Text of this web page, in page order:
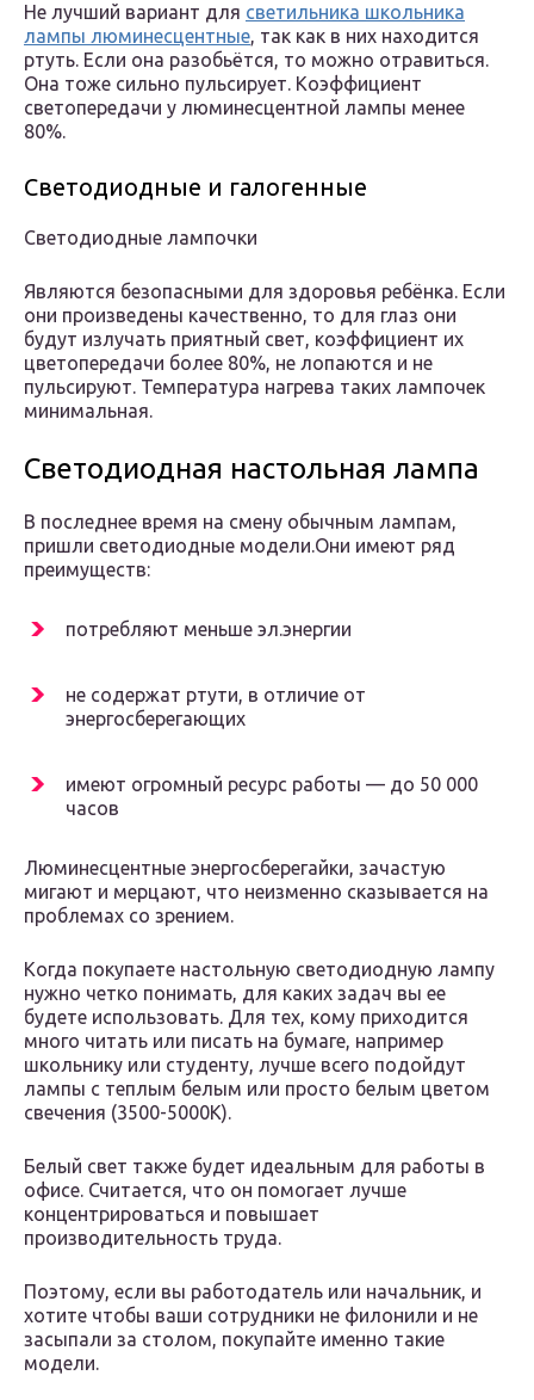
Не лучший вариант для светильника школьника
лампы люминесцентные, так как в них находится
ртуть. Если она разобьётся, то можно отравиться.
Она тоже сильно пульсирует. Коэффициент
светопередачи у люминесцентной лампы менее
80%.
Светодиодные и галогенные
Светодиодные лампочки
Являются безопасными для здоровья ребёнка. Если
они произведены качественно, то для глаз они
будут излучать приятный свет, коэффициент их
цветопередачи более 80%, не лопаются и не
пульсируют. Температура нагрева таких лампочек
минимальная.
Светодиодная настольная лампа
В последнее время на смену обычным лампам,
пришли светодиодные модели.Они имеют ряд
преимуществ:
потребляют меньше эл.энергии
не содержат ртути, в отличие от
энергосберегающих
имеют огромный ресурс работы — до 50 000
часов
Люминесцентные энергосберегайки, зачастую
мигают и мерцают, что неизменно сказывается на
проблемах со зрением.
Когда покупаете настольную светодиодную лампу
нужно четко понимать, для каких задач вы ее
будете использовать. Для тех, кому приходится
много читать или писать на бумаге, например
школьнику или студенту, лучше всего подойдут
лампы с теплым белым или просто белым цветом
свечения (3500-5000К).
Белый свет также будет идеальным для работы в
офисе. Считается, что он помогает лучше
концентрироваться и повышает
производительность труда.
Поэтому, если вы работодатель или начальник, и
хотите чтобы ваши сотрудники не филонили и не
засыпали за столом, покупайте именно такие
модели.